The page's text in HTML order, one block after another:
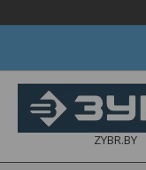
ZYBR.BY